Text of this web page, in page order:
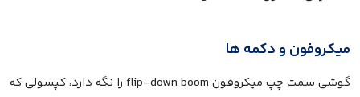
میکروفون و دکمه ها
گوشی سمت چپ میکروفون flip-down boom را نگه دارد، کپسولی که